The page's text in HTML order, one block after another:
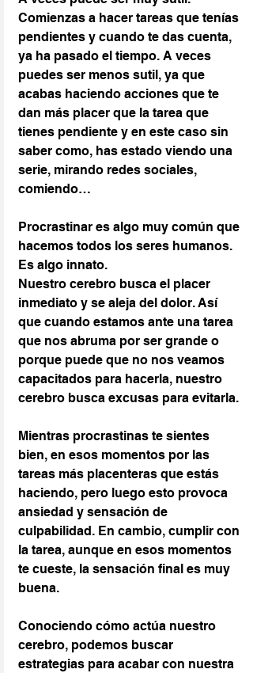
Comienzas a hacer tareas que tenías
pendientes y cuando te das cuenta,
ya ha pasado el tiempo. A veces
puedes ser menos sutil, ya que
acabas haciendo acciones que te
dan más placer que la tarea que
tienes pendiente y en este caso sin
saber como, has estado viendo una
serie, mirando redes sociales,
comiendo…
Procrastinar es algo muy común que
hacemos todos los seres humanos.
Es algo innato.
Nuestro cerebro busca el placer
inmediato y se aleja del dolor. Así
que cuando estamos ante una tarea
que nos abruma por ser grande o
porque puede que no nos veamos
capacitados para hacerla, nuestro
cerebro busca excusas para evitarla.
Mientras procrastinas te sientes
bien, en esos momentos por las
tareas más placenteras que estás
haciendo, pero luego esto provoca
ansiedad y sensación de
culpabilidad. En cambio, cumplir con
la tarea, aunque en esos momentos
te cueste, la sensación final es muy
buena.
Conociendo cómo actúa nuestro
cerebro, podemos buscar
estrategias para acabar con nuestra